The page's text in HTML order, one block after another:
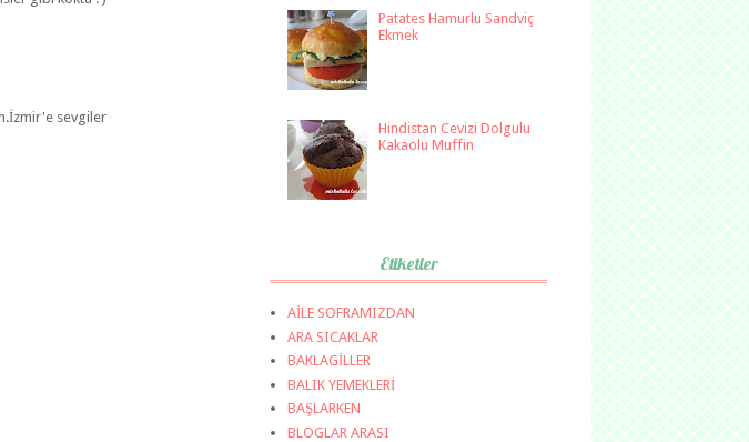
sevgiler
Patates Hamurlu Sandviç
Ekmek
Hindistan Cevizi Dolgulu
Kakaolu Muffin
Etiketler
AİLE SOFRAMIZDAN
ARA SICAKLAR
BAKLAGİLLER
BALIK YEMEKLERİ
BAŞLARKEN
BLOGLAR ARASI